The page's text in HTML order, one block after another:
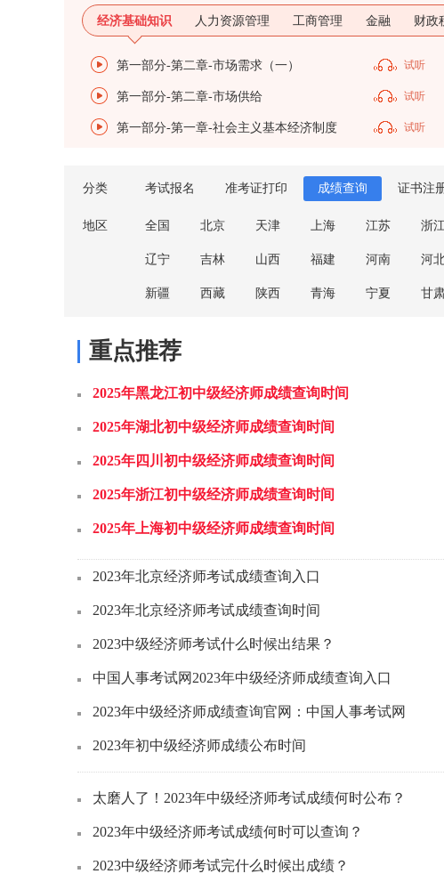
经济基础知识 人力资源管理 工商管理 金融 财政
第一部分-第二章-市场需求（一） 试听
第一部分-第二章-市场供给 试听
第一部分-第一章-社会主义基本经济制度 试听
分类 考试报名 准考证打印 成绩查询 证书注
地区 全国 北京 天津 上海 江苏 浙
辽宁 吉林 山西 福建 河南 河
新疆 西藏 陕西 青海 宁夏 甘
重点推荐
2025年黑龙江初中级经济师成绩查询时间
2025年湖北初中级经济师成绩查询时间
2025年四川初中级经济师成绩查询时间
2025年浙江初中级经济师成绩查询时间
2025年上海初中级经济师成绩查询时间
2023年北京经济师考试成绩查询入口
2023年北京经济师考试成绩查询时间
2023中级经济师考试什么时候出结果？
中国人事考试网2023年中级经济师成绩查询入口
2023年中级经济师成绩查询官网：中国人事考试网
2023年初中级经济师成绩公布时间
太磨人了！2023年中级经济师考试成绩何时公布？
2023年中级经济师考试成绩何时可以查询？
2023中级经济师考试完什么时候出成绩？